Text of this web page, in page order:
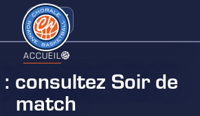
ACCUEIL
consultez Soir de
match